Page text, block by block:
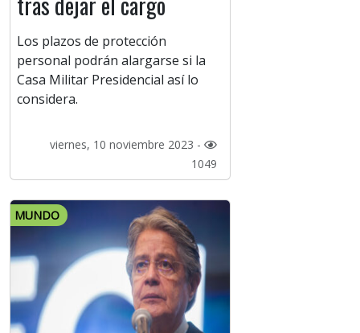
Los plazos de protección
personal podrán alargarse si la
Casa Militar Presidencial así lo
considera.
viernes, 10 noviembre 2023 -
1049
MUNDO